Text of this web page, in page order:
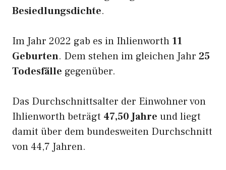
Besiedlungsdichte.
Im Jahr 2022 gab es in Ihlienworth 11
Geburten. Dem stehen im gleichen Jahr 25
Todesfälle gegenüber.
Das Durchschnittsalter der Einwohner von
Ihlienworth beträgt 47,50 Jahre und liegt
damit über dem bundesweiten Durchschnitt
von 44,7 Jahren.